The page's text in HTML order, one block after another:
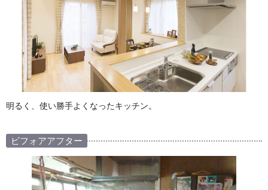
明るく、使い勝手よくなったキッチン。
ビフォアアフター